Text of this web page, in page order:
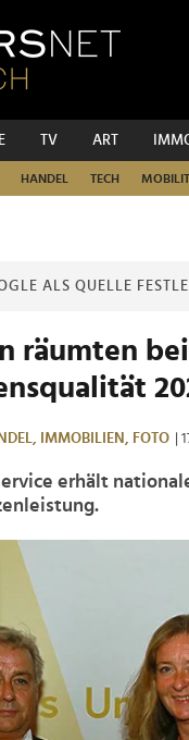
TV ART
HANDEL TECH
ALS QUELLE
räumten
IMMOBILIEN, FOTO |
erhält